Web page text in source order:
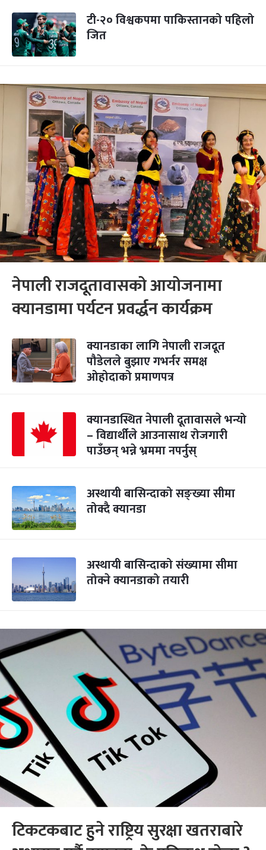
टी-२० विश्वकपमा पाकिस्तानको पहिलो
जित
नेपाली राजदूतावासको आयोजनामा
क्यानडामा पर्यटन प्रवर्द्धन कार्यक्रम
क्यानडाका लागि नेपाली राजदूत
पौडेलले बुझाए गभर्नर समक्ष
ओहोदाको प्रमाणपत्र
क्यानडास्थित नेपाली दूतावासले भन्यो
– विद्यार्थीले आउनासाथ रोजगारी
पाउँछन् भन्ने भ्रममा नपर्नुस्
अस्थायी बासिन्दाको सङ्ख्या सीमा
तोक्दै क्यानडा
अस्थायी बासिन्दाको संख्यामा सीमा
तोक्ने क्यानडाको तयारी
टिकटकबाट हुने राष्ट्रिय सुरक्षा खतराबारे